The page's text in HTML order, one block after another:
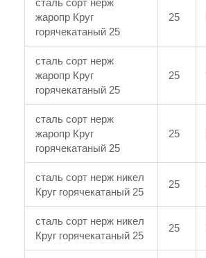
сталь сорт нерж
жаропр Круг
горячекатаный 25
25
сталь сорт нерж
жаропр Круг
горячекатаный 25
25
сталь сорт нерж
жаропр Круг
горячекатаный 25
25
сталь сорт нерж никел
Круг горячекатаный 25
25
сталь сорт нерж никел
Круг горячекатаный 25
25